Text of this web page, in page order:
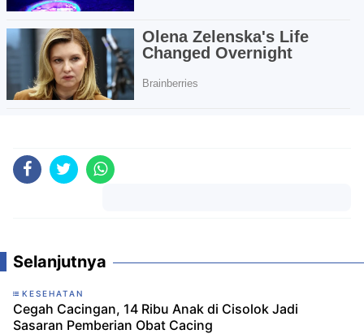
Selanjutnya
KESEHATAN
Cegah Cacingan, 14 Ribu Anak di Cisolok Jadi
Sasaran Pemberian Obat Cacing